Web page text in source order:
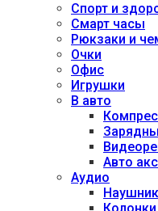
Спорт и
Смарт часы
Рюкзаки и
Очки
Офис
Игрушки
В авто
Авто
Аудио